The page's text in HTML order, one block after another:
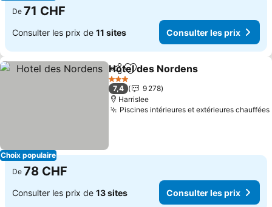
De 71 CHF
Consulter les prix de 11 sites Consulter les prix
Choix populaire
PartagerAjouter à mes favoris
Hotel des Nordens
3 Étoiles
7,4
9 278
Harrislee
Piscines intérieures et extérieures chauffées
De 78 CHF
Consulter les prix de 13 sites Consulter les prix